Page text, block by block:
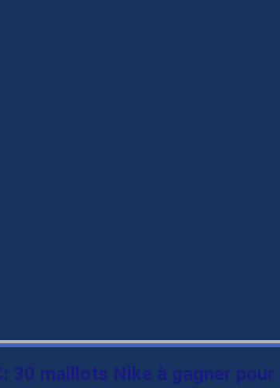
30 maillots Nike à gagner pour